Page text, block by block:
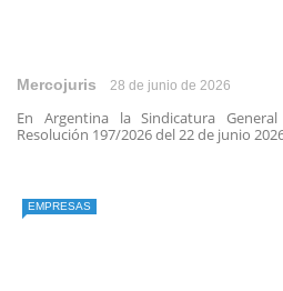
Mercojuris 28 de junio de 2026
En Argentina la Sindicatura
Resolución 197/2026 del 22 de junio
EMPRESAS